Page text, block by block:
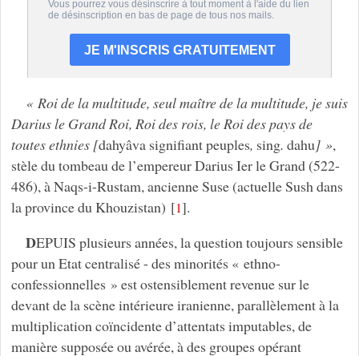
« Roi de la multitude, seul maître de la multitude, je suis
Darius le Grand Roi, Roi des rois, le Roi des pays de
toutes ethnies [dahyâva signifiant peuples, sing. dahu] »,
stèle du tombeau de l’empereur Darius Ier le Grand (522-
486), à Naqs-i-Rustam, ancienne Suse (actuelle Sush dans
la province du Khouzistan) [1].
DEPUIS plusieurs années, la question toujours sensible
pour un Etat centralisé - des minorités « ethno-
confessionnelles » est ostensiblement revenue sur le
devant de la scène intérieure iranienne, parallèlement à la
multiplication coïncidente d’attentats imputables, de
manière supposée ou avérée, à des groupes opérant